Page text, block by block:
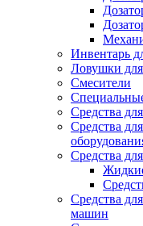
Инвентарь
Ловушки
Смесители
Средства
Средства
Средства
Средства
машин